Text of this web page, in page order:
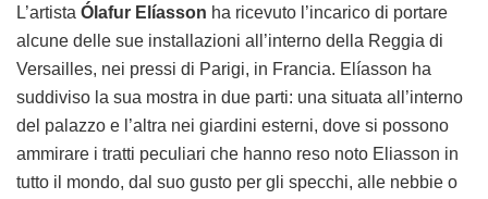
L’artista Ólafur Elíasson ha ricevuto l’incarico di portare
alcune delle sue installazioni all’interno della Reggia di
Versailles, nei pressi di Parigi, in Francia. Elíasson ha
suddiviso la sua mostra in due parti: una situata all’interno
del palazzo e l’altra nei giardini esterni, dove si possono
ammirare i tratti peculiari che hanno reso noto Eliasson in
tutto il mondo, dal suo gusto per gli specchi, alle nebbie o